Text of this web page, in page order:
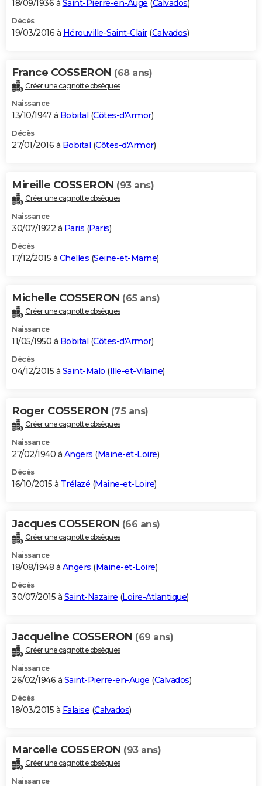
18/09/1936 à Saint-Pierre-en-Auge (Calvados)
Décès
19/03/2016 à Hérouville-Saint-Clair(Calvados)
France COSSERON (68 ans)
Créer une cagnotte obsèques
Naissance
13/10/1947 à Bobital (Côtes-d'Armor)
Décès
27/01/2016 à Bobital (Côtes-d'Armor)
Mireille COSSERON (93 ans)
Créer une cagnotte obsèques
Naissance
30/07/1922 à Paris (Paris)
Décès
17/12/2015 à Chelles (Seine-et-Marne)
Michelle COSSERON (65 ans)
Créer une cagnotte obsèques
Naissance
11/05/1950 à Bobital (Côtes-d'Armor)
Décès
04/12/2015 à Saint-Malo (Ille-et-Vilaine)
Roger COSSERON (75 ans)
Créer une cagnotte obsèques
Naissance
27/02/1940 à Angers (Maine-et-Loire)
Décès
16/10/2015 à Trélazé (Maine-et-Loire)
Jacques COSSERON (66 ans)
Créer une cagnotte obsèques
Naissance
18/08/1948 à Angers (Maine-et-Loire)
Décès
30/07/2015 à Saint-Nazaire (Loire-Atlantique)
Jacqueline COSSERON (69 ans)
Créer une cagnotte obsèques
Naissance
26/02/1946 à Saint-Pierre-en-Auge (Calvados)
Décès
18/03/2015 à Falaise (Calvados)
Marcelle COSSERON (93 ans)
Créer une cagnotte obsèques
Naissance